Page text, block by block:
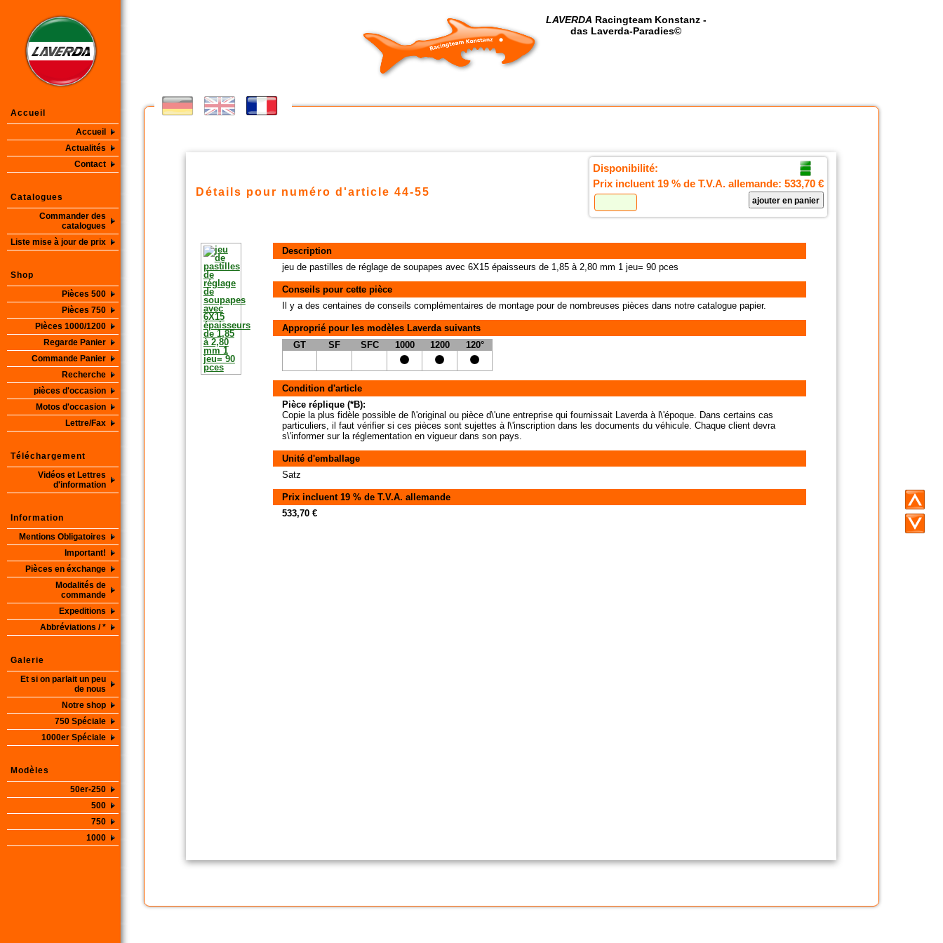
Accueil
Accueil
Actualités
Contact
Catalogues
Commander des
catalogues
Liste mise à jour de prix
Shop
Pièces 500
Pièces 750
Pièces 1000/1200
Regarde Panier
Commande Panier
Recherche
pièces d'occasion
Motos d'occasion
Lettre/Fax
Téléchargement
Vidéos et Lettres
d'information
Information
Mentions Obligatoires
Important!
Pièces en éxchange
Modalités de
commande
Expeditions
Abbréviations / *
Galerie
Et si on parlait un peu
de nous
Notre shop
750 Spéciale
1000er Spéciale
Modèles
50er-250
500
750
1000
LAVERDA Racingteam Konstanz -
das Laverda-Paradies©
Disponibilité:
Prix incluent 19 % de T.V.A. allemande: 533,70 €
Détails pour numéro d'article 44-55
Description
jeu de pastilles de réglage de soupapes avec 6X15 épaisseurs de 1,85 à 2,80 mm 1 jeu= 90 pces
Conseils pour cette pièce
Il y a des centaines de conseils complémentaires de montage pour de nombreuses pièces dans notre catalogue papier.
Approprié pour les modèles Laverda suivants
GT
SF SFC 1000 1200 120°
Condition d'article
Pièce réplique (*B):
Copie la plus fidèle possible de l\'original ou pièce d\'une entreprise qui fournissait Laverda à l\'époque. Dans certains cas
particuliers, il faut vérifier si ces pièces sont sujettes à l\'inscription dans les documents du véhicule. Chaque client devra
s\'informer sur la réglementation en vigueur dans son pays.
Unité d'emballage
Satz
Prix incluent 19 % de T.V.A. allemande
533,70 €